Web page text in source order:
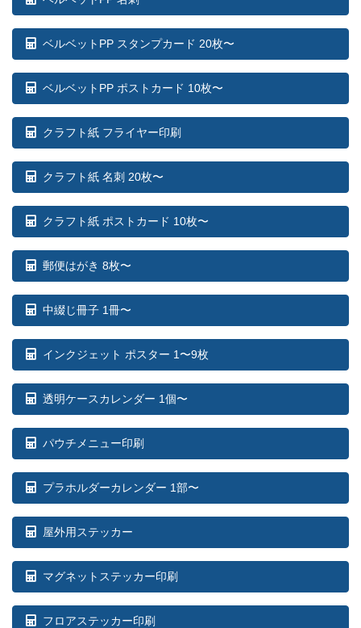
ベルベットPP スタンプカード 20枚〜
ベルベットPP ポストカード 10枚〜
クラフト紙 フライヤー印刷
クラフト紙 名刺 20枚〜
クラフト紙 ポストカード 10枚〜
郵便はがき 8枚〜
中綴じ冊子 1冊〜
インクジェット ポスター 1〜9枚
透明ケースカレンダー 1個〜
パウチメニュー印刷
プラホルダーカレンダー 1部〜
屋外用ステッカー
マグネットステッカー印刷
フロアステッカー印刷